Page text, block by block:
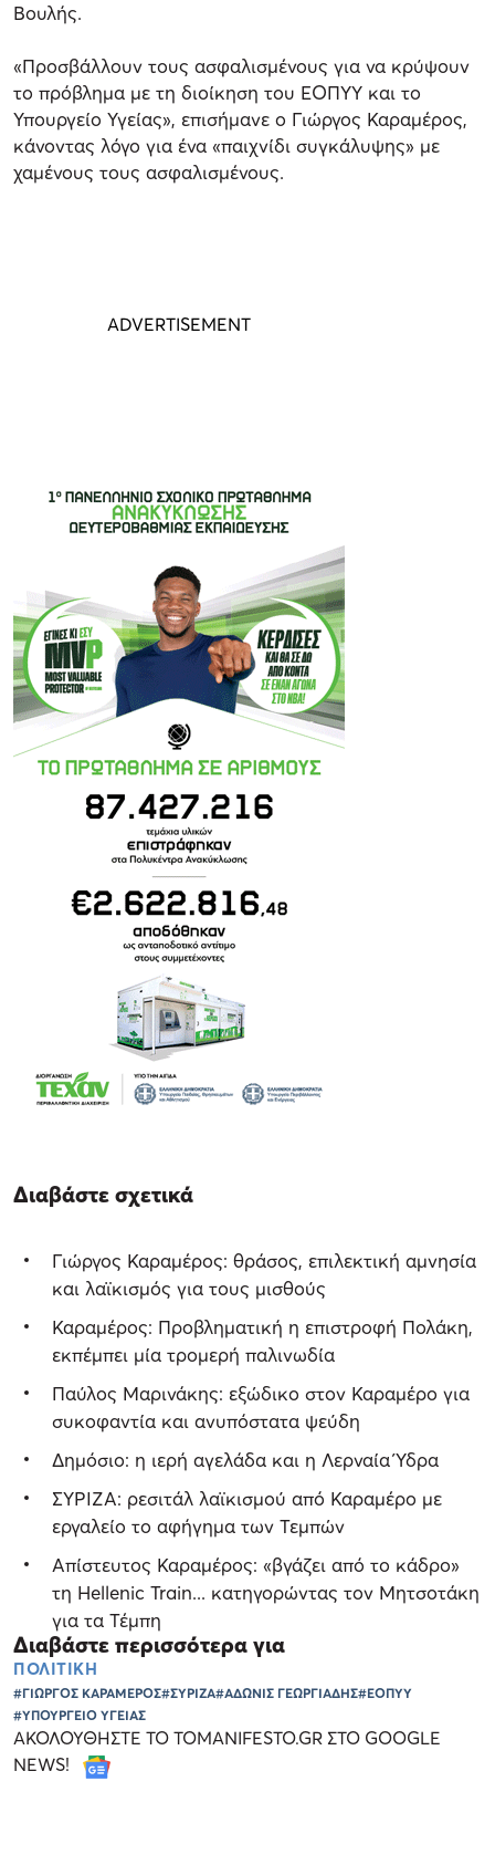
Βουλής.
«Προσβάλλουν τους ασφαλισμένους για να κρύψουν
το πρόβλημα με τη διοίκηση του ΕΟΠΥΥ και το
Υπουργείο Υγείας», επισήμανε ο Γιώργος Καραμέρος,
κάνοντας λόγο για ένα «παιχνίδι συγκάλυψης» με
χαμένους τους ασφαλισμένους.
Διαβάστε σχετικά
Γιώργος Καραμέρος: θράσος, επιλεκτική αμνησία
και λαϊκισμός για τους μισθούς
Καραμέρος: Προβληματική η επιστροφή Πολάκη,
εκπέμπει μία τρομερή παλινωδία
Παύλος Μαρινάκης: εξώδικο στον Καραμέρο για
συκοφαντία και ανυπόστατα ψεύδη
Δημόσιο: η ιερή αγελάδα και η Λερναία Ύδρα
ΣΥΡΙΖΑ: ρεσιτάλ λαϊκισμού από Καραμέρο με
εργαλείο το αφήγημα των Τεμπών
Απίστευτος Καραμέρος: «βγάζει από το κάδρο»
τη Hellenic Train... κατηγορώντας τον Μητσοτάκη
για τα Τέμπη
Διαβάστε περισσότερα για
ΠΟΛΙΤΙΚΗ
#ΓΙΩΡΓΟΣ ΚΑΡΑΜΕΡΟΣ#ΣΥΡΙΖΑ#ΑΔΩΝΙΣ ΓΕΩΡΓΙΑΔΗΣ#ΕΟΠΥΥ
#ΥΠΟΥΡΓΕΙΟ ΥΓΕΙΑΣ
ΑΚΟΛΟΥΘΗΣΤΕ ΤΟ TOMANIFESTO.GR ΣΤΟ GOOGLE
NEWS!